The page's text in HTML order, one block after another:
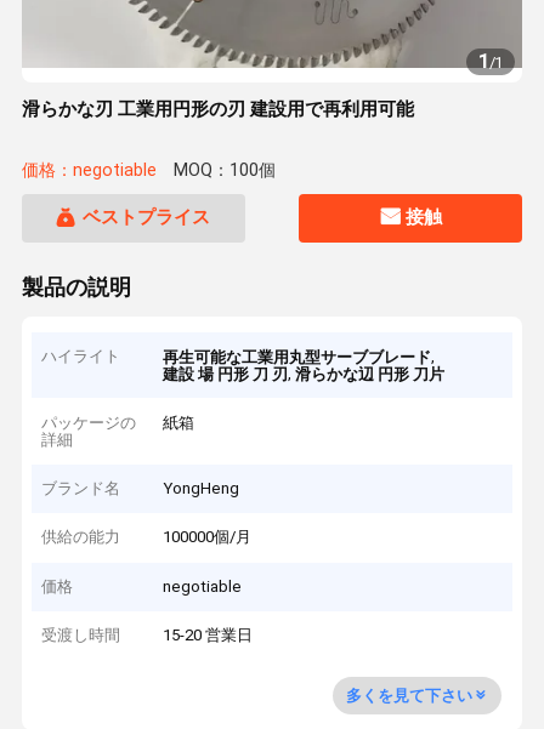
1/1
滑らかな刃 工業用円形の刃 建設用で再利用可能
価格：negotiable MOQ：100個
ベストプライス 接触
製品の説明
ハイライト 再生可能な工業用丸型サーブブレード,
建設 場 円形 刀 刃,滑らかな辺 円形 刀片
パッケージの
詳細
紙箱
ブランド名 YongHeng
供給の能力 100000個/月
価格 negotiable
受渡し時間 15-20 営業日
多くを見て下さい